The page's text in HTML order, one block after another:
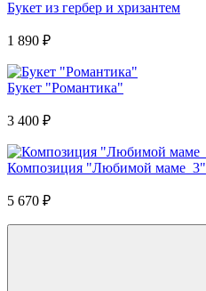
Букет из гербер и хризантем
1 890 ₽
Букет "Романтика"
3 400 ₽
Композиция "Любимой маме_3"
5 670 ₽